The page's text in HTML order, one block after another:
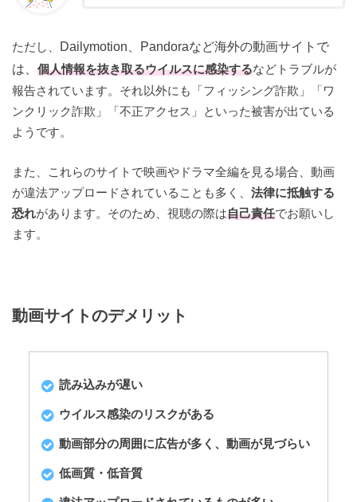
ただし、
Dailymotion、Pandoraなど海外の動画サイトで
は、 個人情報を抜き取るウイルスに感染するなどトラブルが
報告されています。それ以外にも「フィッシング詐欺」「ワ
ンクリック詐欺」「不正アクセス」といった被害が出ている
ようです。
また、これらのサイトで映画やドラマ全編を見る場合、動画
が違法アップロードされていることも多く、 法律に抵触する
恐れがあります。そのため、視聴の際は自己責任でお願いし
ます。
動画サイトのデメリット
読み込みが遅い
ウイルス感染のリスクがある
動画部分の周囲に広告が多く、動画が見づらい
低画質・低音質